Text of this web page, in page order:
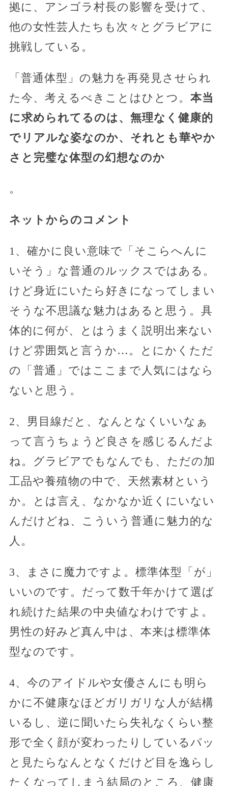
拠に、アンゴラ村長の影響を受けて、
他の女性芸人たちも次々とグラビアに
挑戦している。
「普通体型」の魅力を再発見させられ
た今、考えるべきことはひとつ。 本当
に求められてるのは、無理なく健康的
でリアルな姿なのか、それとも華やか
さと完璧な体型の幻想なのか
。
ネットからのコメント
1、確かに良い意味で「そこらへんに
いそう」な普通のルックスではある。
けど身近にいたら好きになってしまい
そうな不思議な魅力はあると思う。具
体的に何が、とはうまく説明出来ない
けど雰囲気と言うか…。とにかくただ
の「普通」ではここまで人気にはなら
ないと思う。
2、男目線だと、なんとなくいいなぁ
って言うちょうど良さを感じるんだよ
ね。グラビアでもなんでも、ただの加
工品や養殖物の中で、天然素材という
か。とは言え、なかなか近くにいない
んだけどね、こういう普通に魅力的な
人。
3、まさに魔力ですよ。標準体型「が」
いいのです。だって数千年かけて選ば
れ続けた結果の中央値なわけですよ。
男性の好みど真ん中は、本来は標準体
型なのです。
4、今のアイドルや女優さんにも明ら
かに不健康なほどガリガリな人が結構
いるし、逆に聞いたら失礼なくらい整
形で全く顔が変わったりしているパッ
と見たらなんとなくだけど目を逸らし
たくなってしまう結局のところ、健康